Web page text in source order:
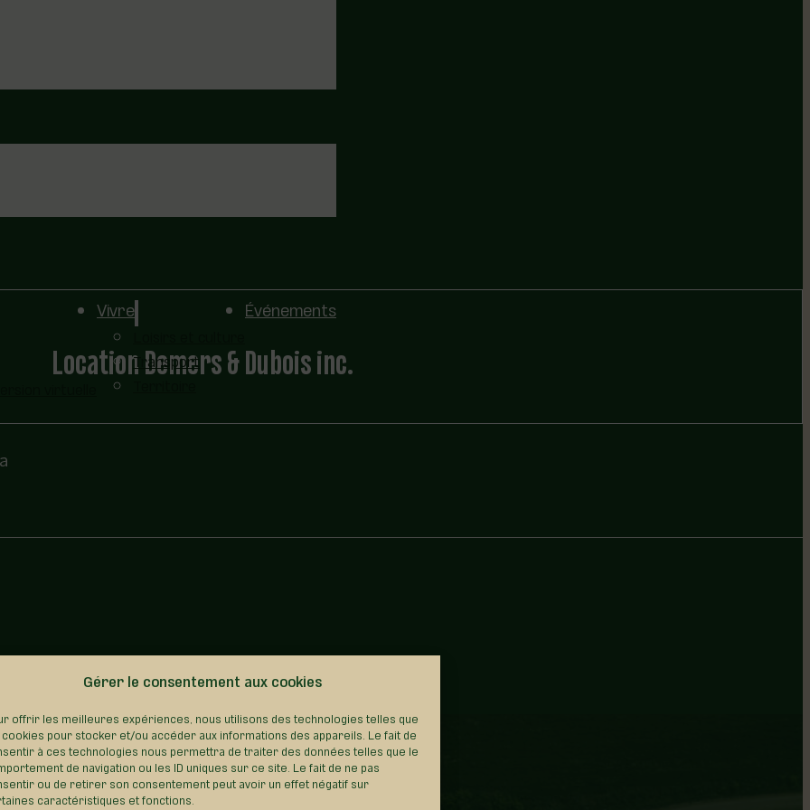
Gérer le consentement aux cookies
offrir les meilleures expériences, nous utilisons des technologies telles que
cookies pour stocker et/ou accéder aux informations des appareils. Le fait de
à ces technologies nous permettra de traiter des données telles que le
de navigation ou les ID uniques sur ce site. Le fait de ne pas
ou de retirer son consentement peut avoir un effet négatif sur
caractéristiques et fonctions.
Vivre
Transport
Événements
Location Demers & Dubois inc.
REVENIR AU RÉPERTOIRE